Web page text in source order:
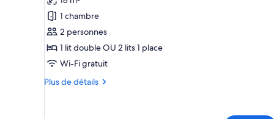
pour
ce
type
de
chambre :
Chambre
1 chambre
2 personnes
1 lit double OU 2 lits 1 place
Wi-Fi gratuit
Plus de détails
Plus